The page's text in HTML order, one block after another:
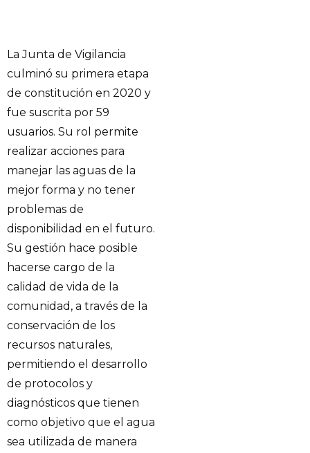
La Junta de Vigilancia
culminó su primera etapa
de constitución en 2020 y
fue suscrita por 59
usuarios. Su rol permite
realizar acciones para
manejar las aguas de la
mejor forma y no tener
problemas de
disponibilidad en el futuro.
Su gestión hace posible
hacerse cargo de la
calidad de vida de la
comunidad, a través de la
conservación de los
recursos naturales,
permitiendo el desarrollo
de protocolos y
diagnósticos que tienen
como objetivo que el agua
sea utilizada de manera